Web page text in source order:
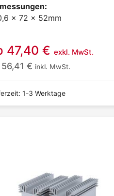
x 72 x 52mm
47,40 € exkl. MwSt.
56,41 € inkl. MwSt.
1-3 Werktage